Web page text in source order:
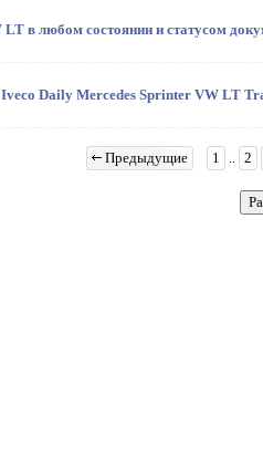
в любом состоянии и статусом
Daily Mercedes Sprinter VW LT
Предыдущие 1 .. 2